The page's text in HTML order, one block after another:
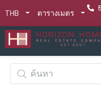
THB ตารางเมตร